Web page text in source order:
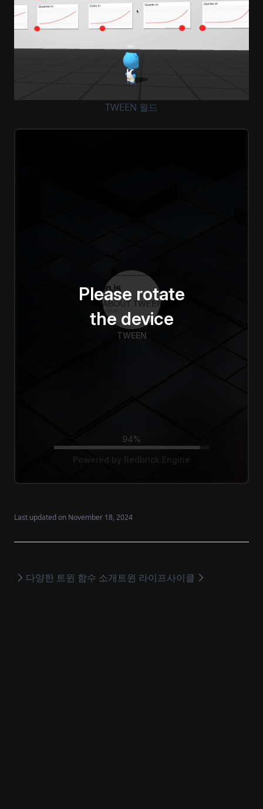
TWEEN 월드
Last updated on November 18, 2024
다양한 트윈 함수 소개트윈 라이프사이클